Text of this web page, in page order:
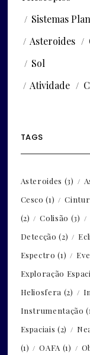
Sistemas
Asteroides
Sol
Atividade
TAGS
Asteroides (3)
Cesco (1)
(2)
Colisão (3)
Detecção (2)
Espectro (1)
Exploração
Heliosfera (2)
Instrumentação
Espaciais (2)
(1)
OAFA (1)